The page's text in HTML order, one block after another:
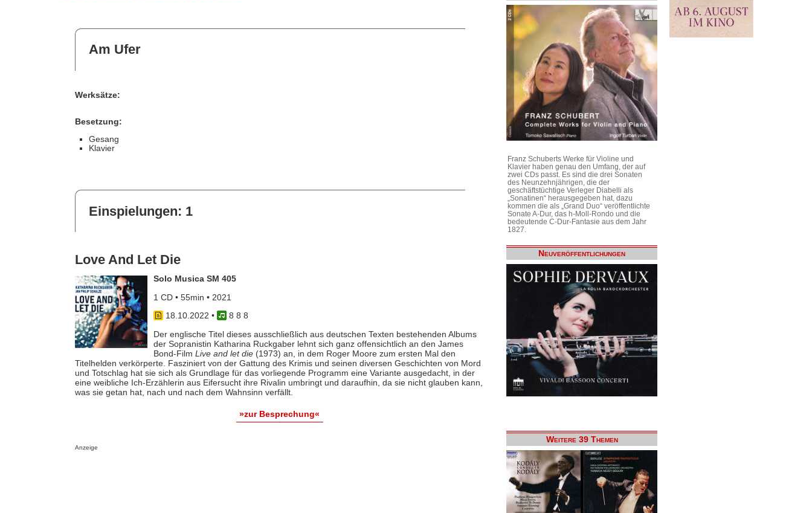
Am Ufer
Werksätze:
Besetzung:
Gesang
Klavier
Einspielungen: 1
Love And Let Die
Solo Musica SM 405
1 CD • 55min • 2021
18.10.2022 •
8 8 8
Der englische Titel dieses ausschließlich aus deutschen Texten bestehenden Albums
der Sopranistin Katharina Ruckgaber lehnt sich ganz offensichtlich an den James
Bond-Film Live and let die(1973) an, in dem Roger Moore zum ersten Mal den
Titelhelden verkörperte. Fasziniert von der Gattung des Krimis und seinen diversen Geschichten von Mord
und Totschlag hat sie sich als Grundlage für das vorliegende Programm eine Variante ausgedacht, in der
eine weibliche Ich-Erzählerin aus Eifersucht ihre Rivalin umbringt und daraufhin, da sie nicht glauben kann,
was sie getan hat, nach und nach dem Wahnsinn verfällt.
»zur Besprechung«
Anzeige
Franz Schuberts Werke für Violine und
Klavier haben genau den Umfang, der auf
zwei CDs passt. Es sind die drei Sonaten
des Neunzehnjährigen, die der
geschäftstüchtige Verleger Diabelli als
„Sonatinen“ herausgegeben hat, dazu
kommen die als „Grand Duo“ veröffentlichte
Sonate A-Dur, das h-Moll-Rondo und die
bedeutende C-Dur-Fantasie aus dem Jahr
1827.
Neuveröffentlichungen
Weitere 39 Themen